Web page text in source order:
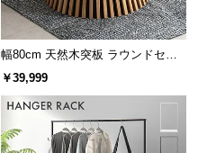
幅80cm 天然木突板 ラウンドセン
ターテーブル 美しい格子デザイン
￥39,999